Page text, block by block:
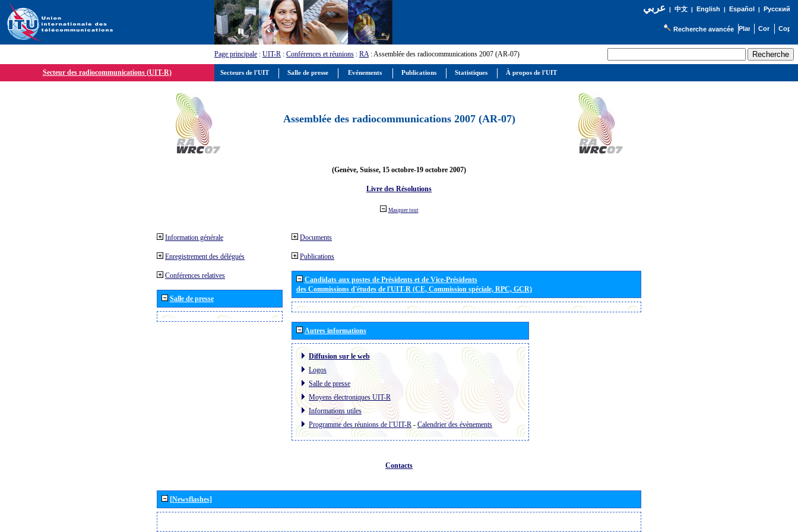
عربي| 中文| English | Español | Русский
Recherche avancée
Page principale : UIT-R : Conférences et réunions : RA: Assemblée des radiocommunications 2007 (AR-07)
Secteur des radiocommunications (UIT-R)
Assemblée des radiocommunications 2007 (AR-07)
(Genève, Suisse, 15 octobre-19 octobre 2007)
Livre des Résolutions
Masquer tout
Information générale
Enregistrement des délégués
Conférences relatives
Salle de presse
Documents
Publications
Candidats aux postes de Présidents et de Vice-Présidents
des Commissions d'études de l'UIT-R (CE, Commission spéciale, RPC, GCR)
Autres informations
Diffusion sur le web
Logos
Salle de presse
Moyens électroniques UIT-R
Informations utiles
Programme des réunions de l´UIT-R- Calendrier des évènements
Contacts
[Newsflashes]
Secteurs de l'UIT Salle de presse Evénements Publications Statistiques À propos de l'UIT